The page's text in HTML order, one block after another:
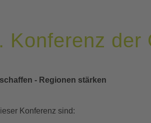
Konferenz der
- Regionen stärken
Konferenz sind: